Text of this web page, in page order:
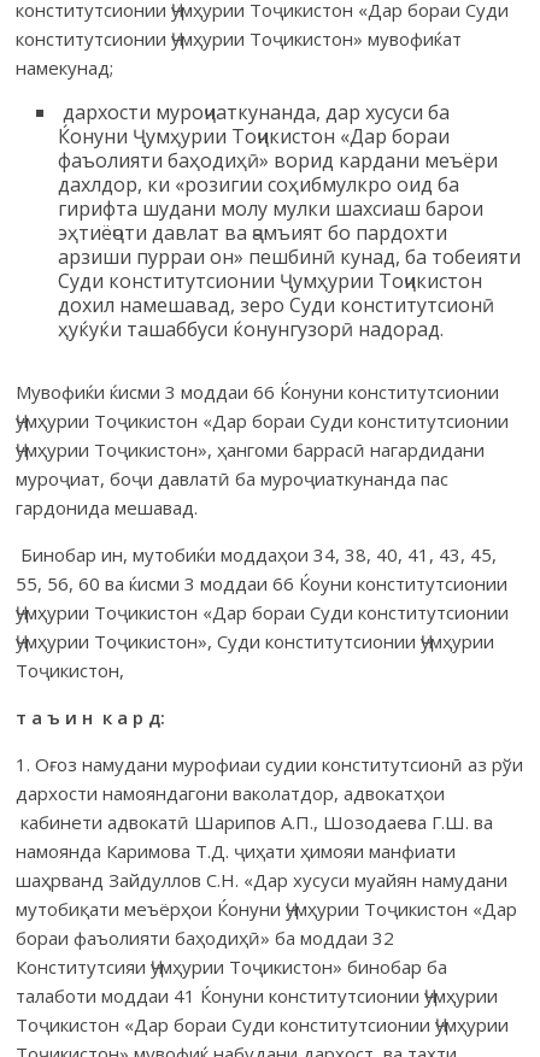
конститутсионии Ҷумҳурии Тоҷикистон «Дар бораи Суди
конститутсионии Ҷумҳурии Тоҷикистон» мувофиќат
намекунад;
дархости муроҷиаткунанда, дар хусуси ба
Ќонуни Ҷумҳурии Тоҷикистон «Дар бораи
фаъолияти баҳодиҳӣ» ворид кардани меъёри
дахлдор, ки «розигии соҳибмулкро оид ба
гирифта шудани молу мулки шахсиаш барои
эҳтиёҷоти давлат ва ҷамъият бо пардохти
арзиши пурраи он» пешбинӣ кунад, ба тобеияти
Суди конститутсионии Ҷумҳурии Тоҷикистон
дохил намешавад, зеро Суди конститутсионӣ
ҳуќуќи ташаббуси ќонунгузорӣ надорад.
Мувофиќи ќисми 3 моддаи 66 Ќонуни конститутсионии
Ҷумҳурии Тоҷикистон «Дар бораи Суди конститутсионии
Ҷумҳурии Тоҷикистон», ҳангоми баррасӣ нагардидани
муроҷиат, боҷи давлатӣ ба муроҷиаткунанда пас
гардонида мешавад.
Бинобар ин, мутобиќи моддаҳои 34, 38, 40, 41, 43, 45,
55, 56, 60 ва ќисми 3 моддаи 66 Ќоуни конститутсионии
Ҷумҳурии Тоҷикистон «Дар бораи Суди конститутсионии
Ҷумҳурии Тоҷикистон», Суди конститутсионии Ҷумҳурии
Тоҷикистон,
т а ъ и н к а р д:
1. Оғоз намудани мурофиаи судии конститутсионӣ аз рўи
дархости намояндагони ваколатдор, адвокатҳои
кабинети адвокатӣ Шарипов А.П., Шозодаева Г.Ш. ва
намоянда Каримова Т.Д. ҷиҳати ҳимояи манфиати
шаҳрванд Зайдуллов С.Н. «Дар хусуси муайян намудани
мутобиқати меъёрҳои Ќонуни Ҷумҳурии Тоҷикистон «Дар
бораи фаъолияти баҳодиҳӣ» ба моддаи 32
Конститутсияи Ҷумҳурии Тоҷикистон» бинобар ба
талаботи моддаи 41 Ќонуни конститутсионии Ҷумҳурии
Тоҷикистон «Дар бораи Суди конститутсионии Ҷумҳурии